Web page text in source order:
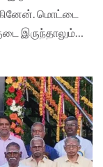
மொட்டை
இருந்தாலும்…